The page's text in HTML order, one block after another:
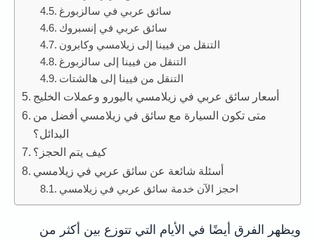
سائق عربي في سالزبورغ
سائق عربي في إنسبروك
التنقل من فيينا إلى زيلامسي وكابرون
التنقل من فيينا إلى سالزبورغ
التنقل من فيينا إلى هالشتات
أسعار سائق عربي في زيلامسي باليورو وعملات الخليج
متى تكون السيارة مع سائق في زيلامسي أفضل من
البدائل؟
كيف يتم الحجز؟
أسئلة شائعة عن سائق عربي في زيلامسي
احجز الآن خدمة سائق عربي في زيلامسي
ويظهر الفرق أيضًا في الأيام التي تتوزع بين أكثر من